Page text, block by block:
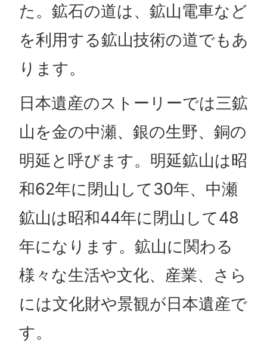
た。鉱石の道は、鉱山電車など
を利用する鉱山技術の道でもあ
ります。
日本遺産のストーリーでは三鉱
山を金の中瀬、銀の生野、銅の
明延と呼びます。明延鉱山は昭
和62年に閉山して30年、中瀬
鉱山は昭和44年に閉山して48
年になります。鉱山に関わる
様々な生活や文化、産業、さら
には文化財や景観が日本遺産で
す。